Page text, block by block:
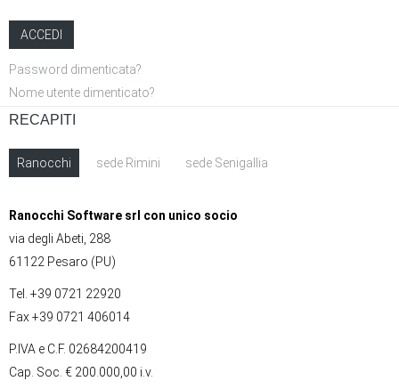
ACCEDI
Password dimenticata?
Nome utente dimenticato?
RECAPITI
Ranocchi sede Rimini sede Senigallia
Ranocchi Software srl con unico socio
via degli Abeti, 288
61122 Pesaro (PU)
Tel. +39 0721 22920
Fax +39 0721 406014
P.IVA e C.F. 02684200419
Cap. Soc. € 200.000,00 i.v.